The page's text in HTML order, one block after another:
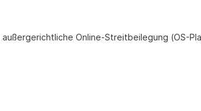
Online-Streitbeilegung (OS-